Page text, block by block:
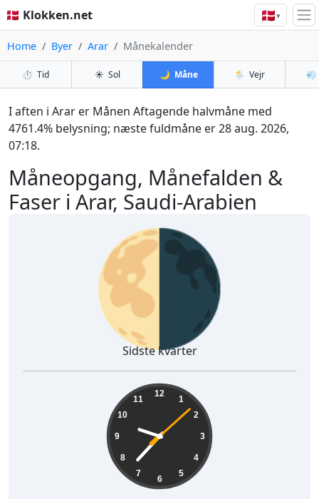
🇩🇰 Klokken.net 🇩🇰▾
Home Byer Arar Månekalender
⏱️ Tid ☀️ Sol 🌙 Måne 🌦️ Vejr 💨
Måneopgang, Månefalden &
Faser i Arar, Saudi-Arabien
I aften i Arar er Månen Aftagende halvmåne med
4761.4% belysning; næste fuldmåne er 28 aug. 2026,
07:18.
🌗
Sidste kvarter
12
1
2
3
4
5
6
7
8
9
10
11